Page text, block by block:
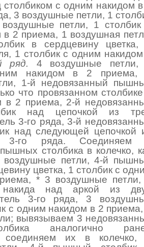
с одним накидом
3 воздушные петли, 1
петли, 1
2 приема, 1 воздушная
в сердцевину
1 столбик с одним
ряд.
4 воздушные петли,
накидом в 2 приема,
1-й недовязанный
что провязанном
в 2 приема, 2-й
над цепочкой из
3-го ряда, 3-й
над следующей цепочкой
3-го ряда. Соединяем
столбика в колечко,
петли, 4-й
цветка, 1 столбик с
* 3 воздушные
накида над аркой из
3-го ряда, 3
с одним накидом в 2
вывязываем 3
аналогично
их в колечко,